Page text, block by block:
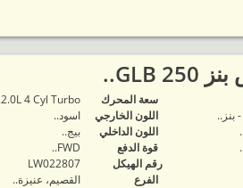
‬سعة المحرك
2.0L 4 Cyl Turbo..
اللون الخارجي
اسود..
اللون الداخلي
بيج..
قوة الدفع
FWD..
رقم الهيكل
LW022807
الفرع
القصيم، عنيزة..